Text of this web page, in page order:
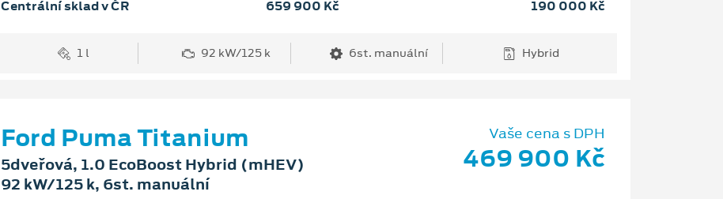
Centrální sklad v ČR 659 900 Kč 190 000 Kč
1 l 92 kW/125 k 6st. manuální Hybrid
Ford Puma Titanium
5dveřová, 1.0 EcoBoost Hybrid (mHEV)
92 kW/125 k, 6st. manuální
Vaše cena s DPH
469 900 Kč